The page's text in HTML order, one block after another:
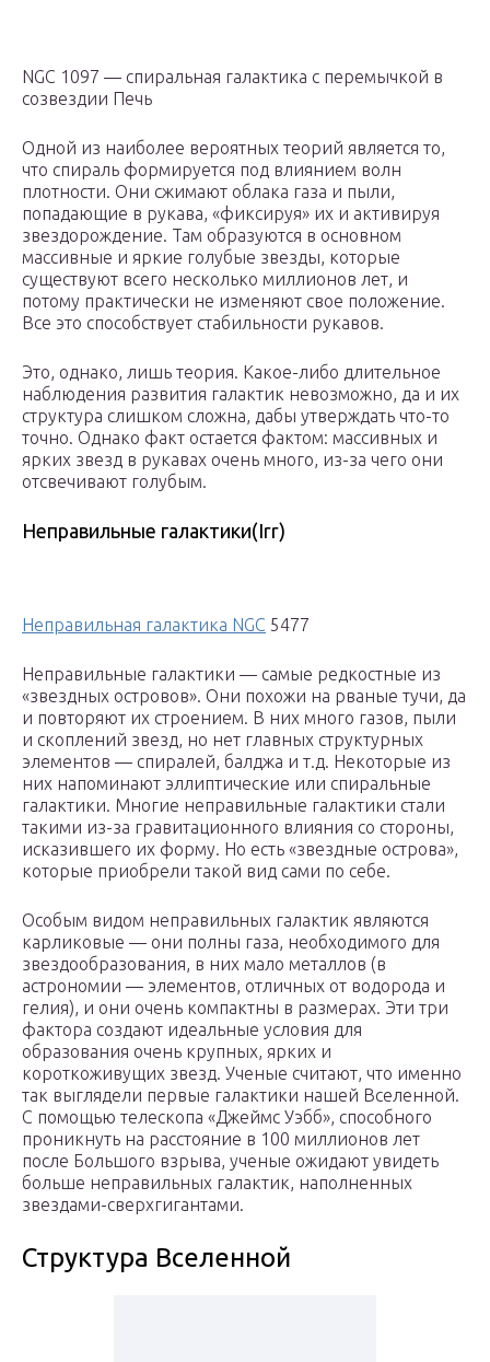
NGC 1097 — спиральная галактика с перемычкой в
созвездии Печь
Одной из наиболее вероятных теорий является то,
что спираль формируется под влиянием волн
плотности. Они сжимают облака газа и пыли,
попадающие в рукава, «фиксируя» их и активируя
звездорождение. Там образуются в основном
массивные и яркие голубые звезды, которые
существуют всего несколько миллионов лет, и
потому практически не изменяют свое положение.
Все это способствует стабильности рукавов.
Это, однако, лишь теория. Какое-либо длительное
наблюдения развития галактик невозможно, да и их
структура слишком сложна, дабы утверждать что-то
точно. Однако факт остается фактом: массивных и
ярких звезд в рукавах очень много, из-за чего они
отсвечивают голубым.
Неправильные галактики(Irr)
Неправильная галактика NGC 5477
Неправильные галактики — самые редкостные из
«звездных островов». Они похожи на рваные тучи, да
и повторяют их строением. В них много газов, пыли
и скоплений звезд, но нет главных структурных
элементов — спиралей, балджа и т.д. Некоторые из
них напоминают эллиптические или спиральные
галактики. Многие неправильные галактики стали
такими из-за гравитационного влияния со стороны,
исказившего их форму. Но есть «звездные острова»,
которые приобрели такой вид сами по себе.
Особым видом неправильных галактик являются
карликовые — они полны газа, необходимого для
звездообразования, в них мало металлов (в
астрономии — элементов, отличных от водорода и
гелия), и они очень компактны в размерах. Эти три
фактора создают идеальные условия для
образования очень крупных, ярких и
короткоживущих звезд. Ученые считают, что именно
так выглядели первые галактики нашей Вселенной.
С помощью телескопа «Джеймс Уэбб», способного
проникнуть на расстояние в 100 миллионов лет
после Большого взрыва, ученые ожидают увидеть
больше неправильных галактик, наполненных
звездами-сверхгигантами.
Структура Вселенной